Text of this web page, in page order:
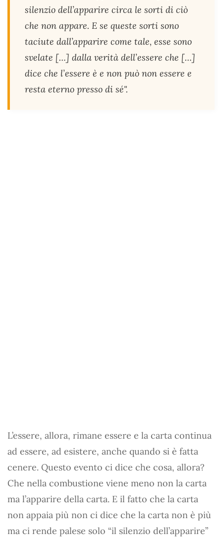
silenzio dell’apparire circa le sorti di ciò
che non appare. E se queste sorti sono
taciute dall’apparire come tale, esse sono
svelate […] dalla verità dell’essere che […]
dice che l’essere è e non può non essere e
resta eterno presso di sé".
L’essere, allora, rimane essere e la carta continua
ad essere, ad esistere, anche quando si è fatta
cenere. Questo evento ci dice che cosa, allora?
Che nella combustione viene meno non la carta
ma l’apparire della carta. E il fatto che la carta
non appaia più non ci dice che la carta non è più
ma ci rende palese solo “il silenzio dell’apparire”